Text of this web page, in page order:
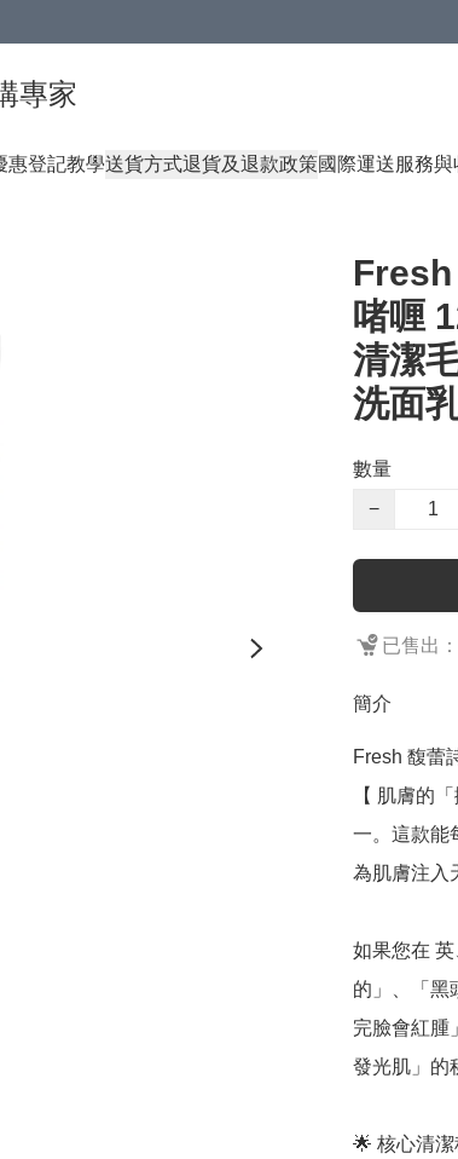
專家
惠登記教學送貨方式退貨及退款政策國際運送服務與
Fresh
啫喱
清潔
洗面
數量
−
已售出
簡介
Fresh 馥蕾
【 肌膚的
一。這款能
為肌膚注入
如果您在
的」、「黑
完臉會紅腫
發光肌」的
🌟 核心清